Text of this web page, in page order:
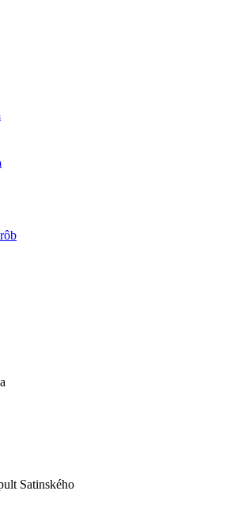
Satinského